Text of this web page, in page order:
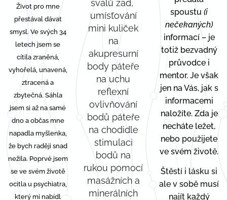
Život pro mne
přestával dávat
smysl. Ve svých 34
letech jsem se
cítila zraněná,
vyhořelá, unavená,
ztracená a
zbytečná. Sáhla
jsem si až na samé
dno a občas mne
napadla myšlenka,
že bych raději snad
nežila. Poprvé jsem
se ve svém životě
ocitla u psychiatra,
který mi nabídl
svalů zad,
umísťování
mini kuliček
na
akupresurní
body páteře
na uchu
reflexní
ovlivňování
bodů páteře
na chodidle
stimulaci
bodů na
rukou pomocí
masážních a
minerálních
spoustu (i
nečekaných)
informací – je
totiž bezvadný
průvodce i
mentor. Je však
jen na Vás, jak s
informacemi
naložíte. Zda je
necháte ležet,
nebo použijete
ve svém životě.
Štěstí i lásku si
ale v sobě musí
najít každý